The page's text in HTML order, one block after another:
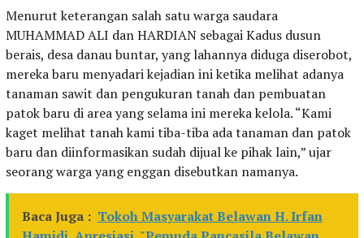
Menurut keterangan salah satu warga saudara
MUHAMMAD ALI dan HARDIAN sebagai Kadus dusun
berais, desa danau buntar, yang lahannya diduga diserobot,
mereka baru menyadari kejadian ini ketika melihat adanya
tanaman sawit dan pengukuran tanah dan pembuatan
patok baru di area yang selama ini mereka kelola. “Kami
kaget melihat tanah kami tiba-tiba ada tanaman dan patok
baru dan diinformasikan sudah dijual ke pihak lain,” ujar
seorang warga yang enggan disebutkan namanya.
Baca Juga : Tokoh Masyarakat Belawan H. Irfan